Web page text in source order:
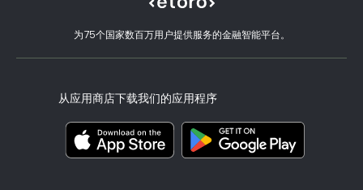
为75个国家数百万用户提供服务的金融智能平台。
从应用商店下载我们的应用程序
客户端漏洞
eToro Academy
我们的办事处
风险披露
关键信息文档
投诉信息（FCA 客户）
投资保险